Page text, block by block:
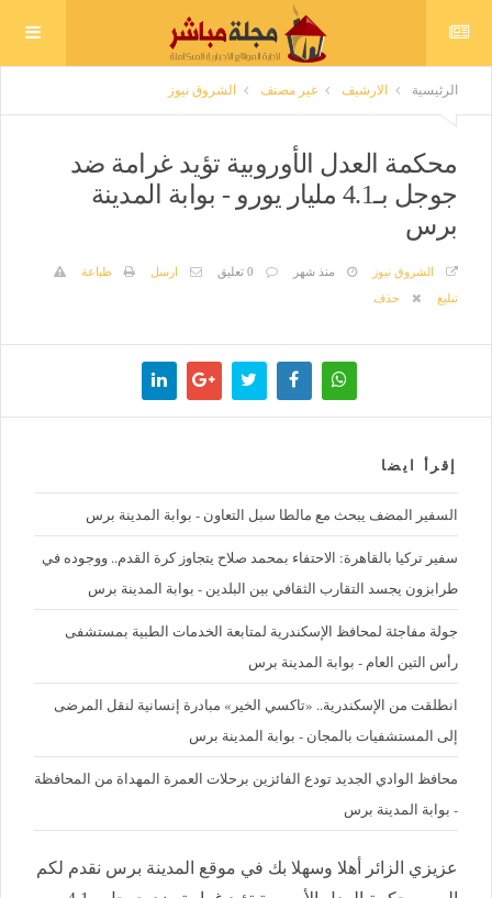
الرئيسية الارشيف غير مصنف الشروق نيوز
محكمة العدل الأوروبية تؤيد غرامة ضد
جوجل بـ4.1 مليار يورو - بوابة المدينة
برس
الشروق نيوز منذ شهر 0 تعليق ارسل
طباعة
تبليغ
حذف
إقرأ ايضا
السفير المضف يبحث مع مالطا سبل التعاون - بوابة المدينة برس
سفير تركيا بالقاهرة: الاحتفاء بمحمد صلاح يتجاوز كرة القدم.. ووجوده في
طرابزون يجسد التقارب الثقافي بين البلدين - بوابة المدينة برس
جولة مفاجئة لمحافظ الإسكندرية لمتابعة الخدمات الطبية بمستشفى
رأس التين العام - بوابة المدينة برس
انطلقت من الإسكندرية.. «تاكسي الخير» مبادرة إنسانية لنقل المرضى
إلى المستشفيات بالمجان - بوابة المدينة برس
محافظ الوادي الجديد تودع الفائزين برحلات العمرة المهداة من المحافظة
- بوابة المدينة برس
عزيزي الزائر أهلا وسهلا بك في موقع المدينة برس نقدم لكم